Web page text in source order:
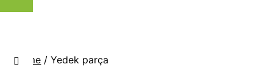
Home / Yedek parça